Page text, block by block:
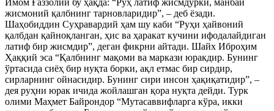
Имом Ғаззолий бу ҳақда: “Руҳ латиф жисмдурки, манбаи
жисмоний қалбнинг тарновларидир”, – деб ёзади.
Шаҳобиддин Суҳравардий ҳам шу каби “Руҳи ҳайвоний
қалбдан қайноқланган, ҳис ва ҳаракат кучини ифодалайдиган
латиф бир жисмдир”, деган фикрни айтади. Шайх Иброҳим
Ҳаққий эса “Қалбнинг мақоми ва маркази юракдир. Бунинг
ўртасида сиёҳ бир нуқта борки, ақл етмас бир сирдир,
сирларнинг ойнасидир. Бунинг сири инсон ҳақиқатидир”, –
дея руҳни юрак ичида жойлашган қора нуқта дейди. Турк
олими Маҳмет Байрондор “Мутасаввифларга кўра, икки